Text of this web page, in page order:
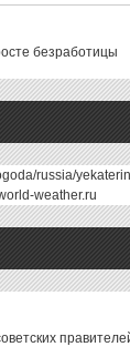
безработицы
russia/
weather.ru